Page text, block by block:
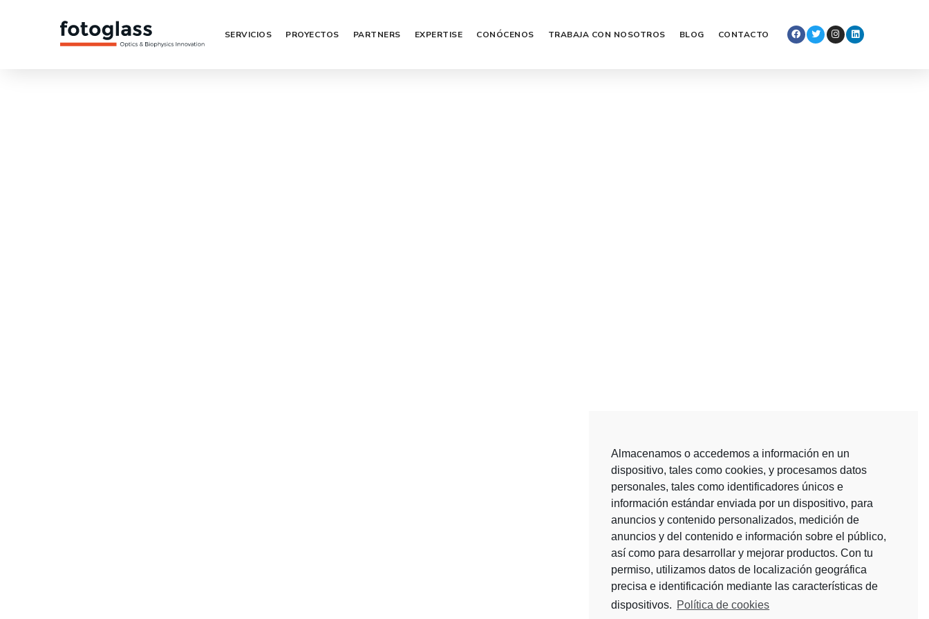
SERVICIOS PROYECTOS PARTNERS EXPERTISE CONÓCENOS TRABAJA CON NOSOTROS BLOG CONTACTO
Almacenamos o accedemos a información en un
dispositivo, tales como cookies, y procesamos datos
personales, tales como identificadores únicos e
información estándar enviada por un dispositivo, para
anuncios y contenido personalizados, medición de
anuncios y del contenido e información sobre el público,
así como para desarrollar y mejorar productos. Con tu
permiso, utilizamos datos de localización geográfica
precisa e identificación mediante las características de
dispositivos. Política de cookies